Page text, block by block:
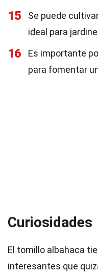
15
Se puede
ideal para
16
Es importante
para fomentar
Curiosidades
El tomillo albahaca
interesantes que